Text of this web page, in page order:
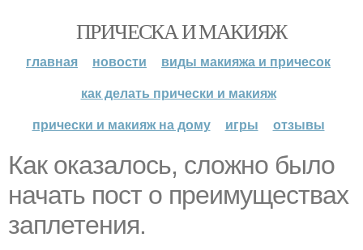
ПРИЧЕСКА И МАКИЯЖ
главная новости
виды макияжа и причесок
как делать прически и макияж
прически и макияж на дому
игры отзывы
Как оказалось, сложно было
начать пост о преимуществах
заплетения.